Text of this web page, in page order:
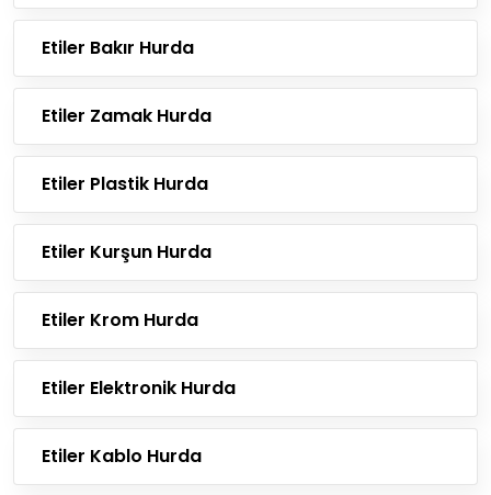
Etiler Bakır Hurda
Etiler Zamak Hurda
Etiler Plastik Hurda
Etiler Kurşun Hurda
Etiler Krom Hurda
Etiler Elektronik Hurda
Etiler Kablo Hurda